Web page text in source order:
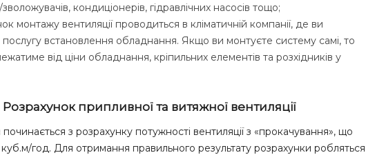
кондиціонерів, гідравлічних насосів тощо;
монтажу вентиляції проводиться в кліматичній компанії, де ви
послугу встановлення обладнання. Якщо ви монтуєте систему самі, то
від ціни обладнання, кріпильних елементів та розхідників у
Розрахунок припливної та витяжної вентиляції
з розрахунку потужності вентиляції з «прокачування», що
год. Для отримання правильного результату розрахунки робляться